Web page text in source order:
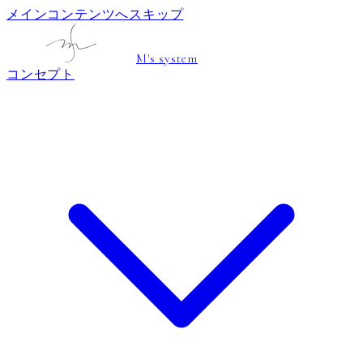
メインコンテンツへスキップ
M's system
コンセプト